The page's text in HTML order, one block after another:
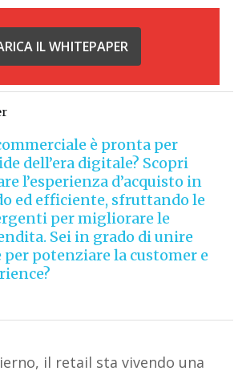
IL WHITEPAPER
è pronta per
dell’era digitale? Scopri
l’esperienza d’acquisto in
ed efficiente, sfruttando le
per migliorare le
Sei in grado di unire
potenziare la customer e
il retail sta vivendo una